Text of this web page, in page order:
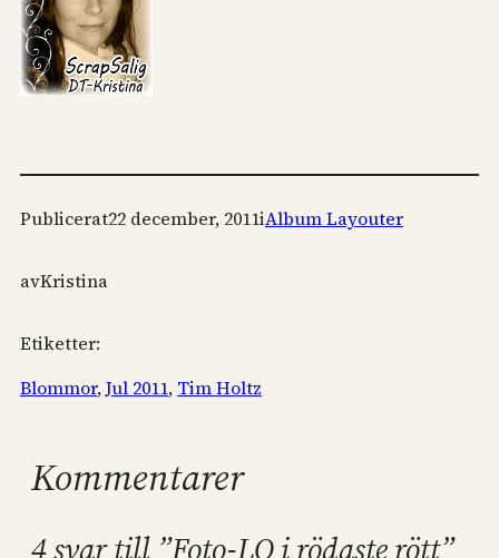
Publicerat22 december, 2011iAlbum Layouter
avKristina
Etiketter:
Blommor, Jul 2011, Tim Holtz
Kommentarer
4 svar till ”Foto-LO i rödaste rött”